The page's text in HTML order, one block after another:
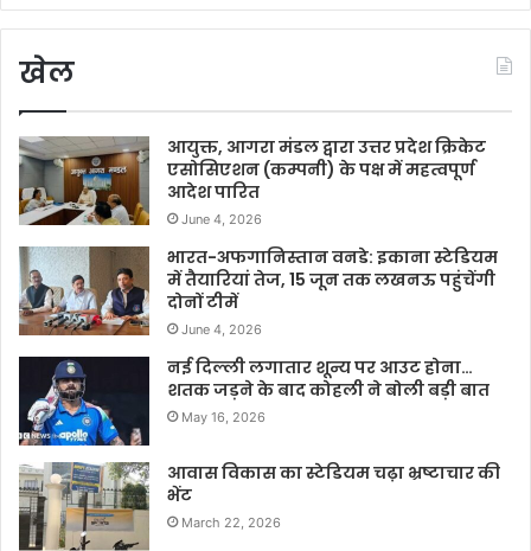
खेल
आयुक्त, आगरा मंडल द्वारा उत्तर प्रदेश क्रिकेट
एसोसिएशन (कम्पनी) के पक्ष में महत्वपूर्ण
आदेश पारित
June 4, 2026
भारत-अफगानिस्तान वनडे: इकाना स्टेडियम
में तैयारियां तेज, 15 जून तक लखनऊ पहुंचेंगी
दोनों टीमें
June 4, 2026
नई दिल्ली लगातार शून्य पर आउट होना…
शतक जड़ने के बाद कोहली ने बोली बड़ी बात
May 16, 2026
आवास विकास का स्टेडियम चढ़ा भ्रष्टाचार की
भेंट
March 22, 2026